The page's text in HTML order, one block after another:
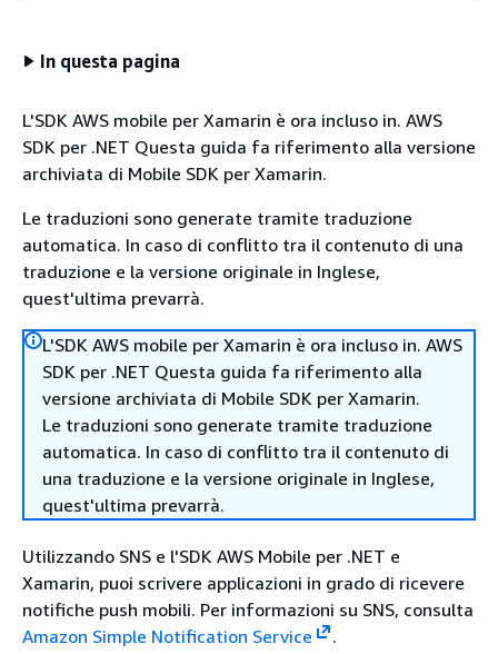
In questa pagina
L'SDK AWS mobile per Xamarin è ora incluso in. AWS
SDK per .NET Questa guida fa riferimento alla versione
archiviata di Mobile SDK per Xamarin.
Le traduzioni sono generate tramite traduzione
automatica. In caso di conflitto tra il contenuto di una
traduzione e la versione originale in Inglese,
quest'ultima prevarrà.
L'SDK AWS mobile per Xamarin è ora incluso in. AWS
SDK per .NET Questa guida fa riferimento alla
versione archiviata di Mobile SDK per Xamarin.
Le traduzioni sono generate tramite traduzione
automatica. In caso di conflitto tra il contenuto di
una traduzione e la versione originale in Inglese,
quest'ultima prevarrà.
Utilizzando SNS e l'SDK AWS Mobile per .NET e
Xamarin, puoi scrivere applicazioni in grado di ricevere
notifiche push mobili. Per informazioni su SNS, consulta
Amazon Simple Notification Service
.